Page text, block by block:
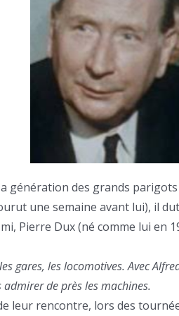
génération des grands
une semaine avant lui), il
Pierre Dux (né comme lui en
gares, les locomotives. Avec
de près les machines.
leur rencontre, lors des